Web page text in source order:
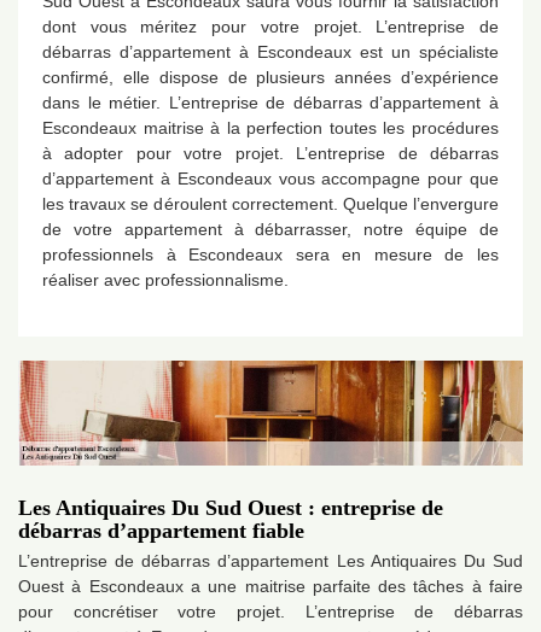
dont vous méritez pour votre projet. L’entreprise de
débarras d’appartement à Escondeaux est un spécialiste
confirmé, elle dispose de plusieurs années d’expérience
dans le métier. L’entreprise de débarras d’appartement à
Escondeaux maitrise à la perfection toutes les procédures
à adopter pour votre projet. L’entreprise de débarras
d’appartement à Escondeaux vous accompagne pour que
les travaux se déroulent correctement. Quelque l’envergure
de votre appartement à débarrasser, notre équipe de
professionnels à Escondeaux sera en mesure de les
réaliser avec professionnalisme.
Les Antiquaires Du Sud Ouest : entreprise de
débarras d’appartement fiable
L’entreprise de débarras d’appartement Les Antiquaires Du Sud
Ouest à Escondeaux a une maitrise parfaite des tâches à faire
pour concrétiser votre projet. L’entreprise de débarras